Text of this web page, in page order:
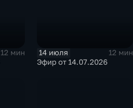
12 мин
14 июля
12 мин
Эфир от 14.07.2026